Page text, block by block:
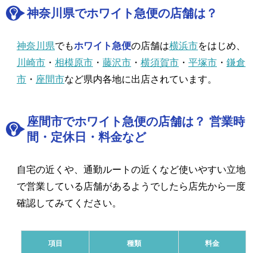
神奈川県でホワイト急便の店舗は？
神奈川県でもホワイト急便の店舗は横浜市をはじめ、
川崎市 ・ 相模原市 ・ 藤沢市 ・ 横須賀市 ・ 平塚市 ・ 鎌倉
市 ・ 座間市など県内各地に出店されています。
座間市でホワイト急便の店舗は？ 営業時
間・定休日・料金など
自宅の近くや、通勤ルートの近くなど使いやすい立地
で営業している店舗があるようでしたら店先から一度
確認してみてください。
項目 種類 料金